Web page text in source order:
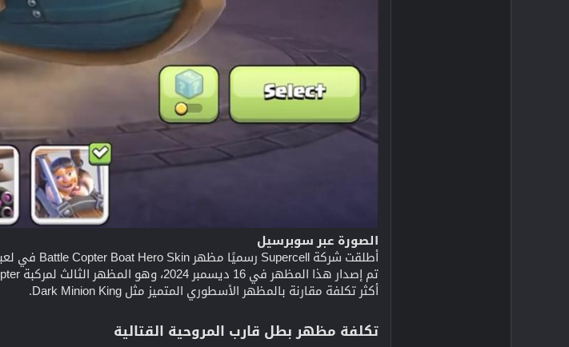
الصورة عبر سوبرسيل
أكثر تكلفة مقارنة بالمظهر الأسطوري المتميز مثل Dark Minion King.
تكلفة مظهر بطل قارب المروحية القتالية